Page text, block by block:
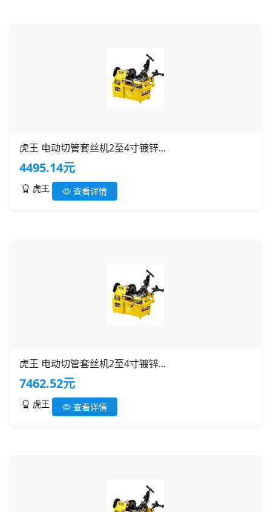
虎王 电动切管套丝机2至4寸镀锌...
4495.14元
虎王 查看详情
虎王 电动切管套丝机2至4寸镀锌...
7462.52元
虎王 查看详情